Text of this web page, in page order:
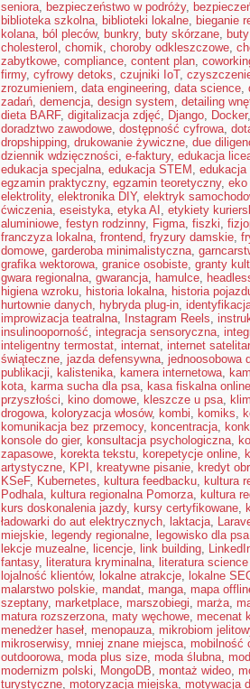
seniora, bezpieczeństwo w podróży,
biblioteka szkolna, biblioteki lokalne, bieganie
kolana, ból pleców, bunkry, buty skórzane,
cholesterol , chomik, choroby odkleszczowe,
zabytkowe, compliance, content plan,
firmy, cyfrowy detoks, czujniki IoT,
zrozumieniem, data engineering, data science,
zadań, demencja, design system, detailing
dieta BARF, digitalizacja zdjęć, Django, Docker,
doradztwo zawodowe, dostępność cyfrowa,
dropshipping, drukowanie żywiczne, due
dziennik wdzięczności, e-faktury, edukacja
edukacja specjalna, edukacja STEM , edukacja
egzamin praktyczny, egzamin teoretyczny, eko
elektrolity, elektronika DIY, elektryk
ćwiczenia, eseistyka, etyka AI , etykiety
aluminiowe, festyn rodzinny, Figma, fiszki,
franczyza lokalna, frontend, fryzury damskie,
domowe, garderoba minimalistyczna,
grafika wektorowa, granice osobiste, granty
gwara regionalna, gwarancja, hamulce,
higiena wzroku, historia lokalna, historia
hurtownie danych, hybryda plug-in,
improwizacja teatralna, Instagram Reels,
insulinooporność, integracja sensoryczna,
inteligentny termostat, internat, internet
świąteczne, jazda defensywna, jednoosobowa
publikacji, kalistenika, kamera internetowa,
kota, karma sucha dla psa, kasa fiskalna online
przyszłości, kino domowe, kleszcze u psa,
drogowa, koloryzacja włosów, kombi, komiks,
komunikacja bez przemocy, koncentracja,
konsole do gier, konsultacja psychologiczna,
zapasowe, korekta tekstu, korepetycje online,
artystyczne, KPI , kreatywne pisanie, kredyt
KSeF, Kubernetes, kultura feedbacku, kultura
Podhala, kultura regionalna Pomorza, kultura
kurs doskonalenia jazdy, kursy certyfikowane,
ładowarki do aut elektrycznych, laktacja,
miejskie, legendy regionalne, legowisko dla psa
lekcje muzealne, licencje, link building,
fantasy, literatura kryminalna, literatura
lojalność klientów, lokalne atrakcje, lokalne
malarstwo polskie, mandat, manga, mapa
szeptany, marketplace, marszobiegi, marża,
matura rozszerzona, maty węchowe, mecenat
menedżer haseł, menopauza, mikrobiom
mikroserwisy, mniej znane miejsca, mobilność
outdoorowa, moda plus size, moda ślubna,
modernizm polski, MongoDB, montaż wideo,
turystyczne, motoryzacja miejska, motywacja